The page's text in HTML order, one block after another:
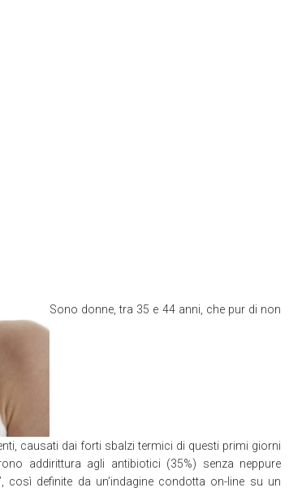
Sono donne, tra 35 e 44 anni, che pur di non
causati dai forti sbalzi termici di questi primi giorni
addirittura agli antibiotici (35%) senza neppure
così definite da un’indagine condotta on-line su un